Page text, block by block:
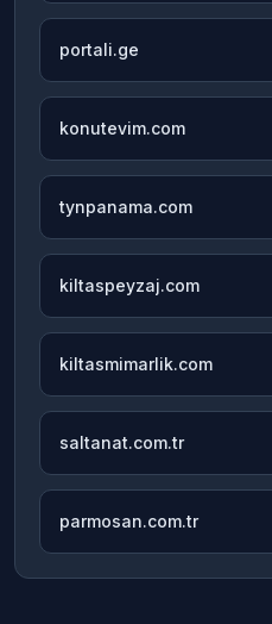
portali.ge
konutevim.com
tynpanama.com
kiltaspeyzaj.com
kiltasmimarlik.com
saltanat.com.tr
parmosan.com.tr